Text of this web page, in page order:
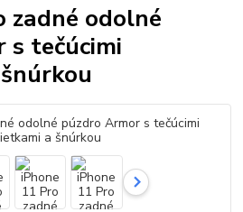
zadné odolné
s tečúcimi